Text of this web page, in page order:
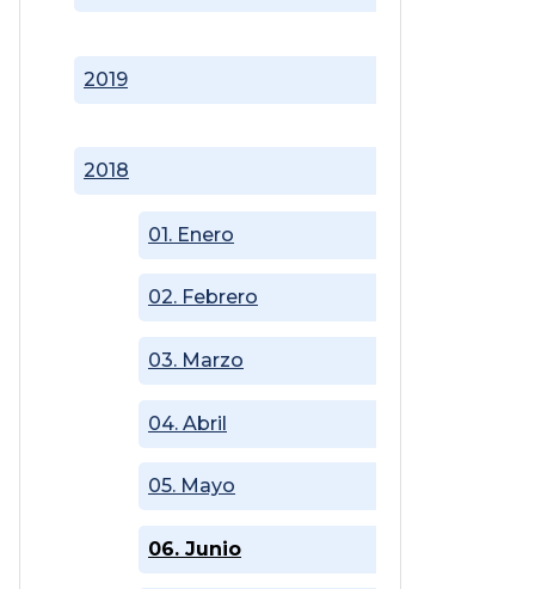
2018
01. Enero
02. Febrero
03. Marzo
04. Abril
05. Mayo
06. Junio
2019